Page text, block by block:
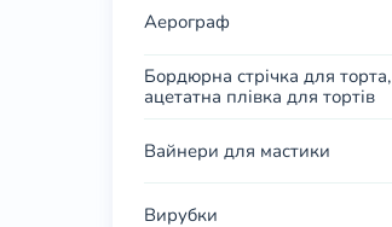
Аерограф
Бордюрна стрічка для торта,
ацетатна плівка для тортів
Вайнери для мастики
Вирубки